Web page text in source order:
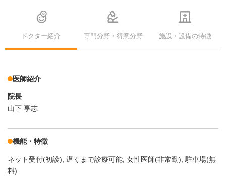
ドクター紹介 専門分野・得意分野 施設・設備の特徴
医師紹介
院長
山下 享志
機能・特徴
ネット受付(初診) 遅くまで診療可能 女性医師(非常勤) 駐車場(無
料)